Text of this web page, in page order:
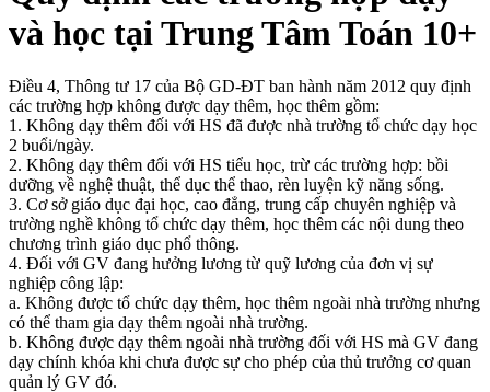
và học tại Trung Tâm Toán 10+
Điều 4, Thông tư 17 của Bộ GD-ĐT ban hành năm 2012 quy định
các trường hợp không được dạy thêm, học thêm gồm:
1. Không dạy thêm đối với HS đã được nhà trường tổ chức dạy học
2 buổi/ngày.
2. Không dạy thêm đối với HS tiểu học, trừ các trường hợp: bồi
dưỡng về nghệ thuật, thể dục thể thao, rèn luyện kỹ năng sống.
3. Cơ sở giáo dục đại học, cao đẳng, trung cấp chuyên nghiệp và
trường nghề không tổ chức dạy thêm, học thêm các nội dung theo
chương trình giáo dục phổ thông.
4. Đối với GV đang hưởng lương từ quỹ lương của đơn vị sự
nghiệp công lập:
a. Không được tổ chức dạy thêm, học thêm ngoài nhà trường nhưng
có thể tham gia dạy thêm ngoài nhà trường.
b. Không được dạy thêm ngoài nhà trường đối với HS mà GV đang
dạy chính khóa khi chưa được sự cho phép của thủ trưởng cơ quan
quản lý GV đó.